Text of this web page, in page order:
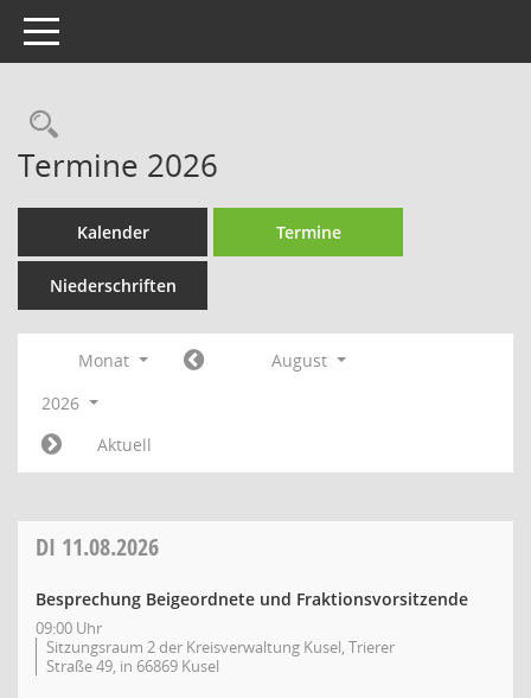
Toggle navigation
Rechercheauswahl
Termine 2026
Kalender Termine
Niederschriften
Monat
August
2026
Aktuell
DI 11.08.2026
Besprechung Beigeordnete und Fraktionsvorsitzende
09:00 Uhr
Sitzungsraum 2 der Kreisverwaltung Kusel, Trierer
Straße 49, in 66869 Kusel